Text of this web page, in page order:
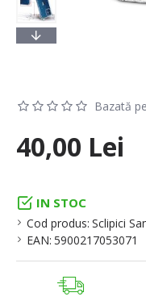
IN STOC
Cod produs: Sclipici
EAN: 5900217053071
Bazată
40,00 Lei